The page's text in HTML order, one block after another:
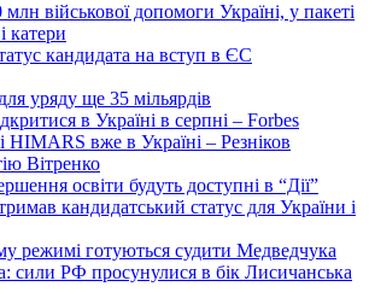
військової допомоги Україні, у пакеті
катери
кандидата на вступ в ЄС
уряду ще 35 мільярдів
в Україні в серпні – Forbes
HIMARS вже в Україні – Резніков
Вітренко
освіти будуть доступні в “Дії”
кандидатський статус для України і
режимі готуються судити Медведчука
сили РФ просунулися в бік Лисичанська